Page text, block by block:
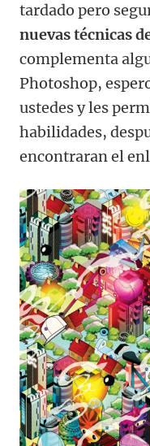
tardado pero
nuevas técnicas
complementa
Photoshop,
ustedes y les
habilidades,
encontraran el